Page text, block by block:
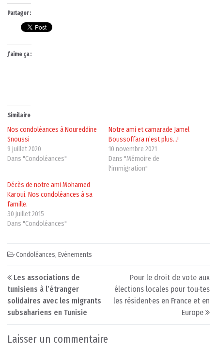
Partager :
J’aime ça :
Similaire
Nos condoléances à Noureddine
Snoussi
9 juillet 2020
Dans "Condoléances"
Notre ami et camarade Jamel
Boussoffara n’est plus…!
10 novembre 2021
Dans "Mémoire de
l'immigration"
Décès de notre ami Mohamed
Karoui. Nos condoléances à sa
famille.
30 juillet 2015
Dans "Condoléances"
Condoléances, Evénements
Post navigation
Les associations de
tunisiens à l’étranger
solidaires avec les migrants
subsahariens en Tunisie
Pour le droit de vote aux
élections locales pour tou·tes
les résident·es en France et en
Europe
Laisser un commentaire